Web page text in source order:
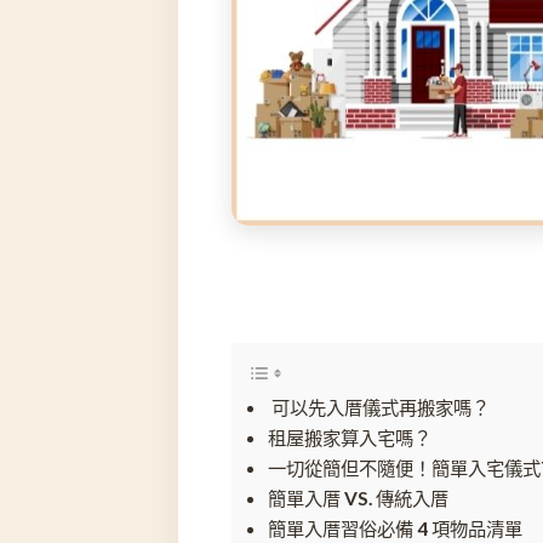
可以先入厝儀式再搬家嗎？
租屋搬家算入宅嗎？
一切從簡但不隨便！簡單入宅儀
簡單入厝 VS. 傳統入厝
簡單入厝習俗必備 4 項物品清單